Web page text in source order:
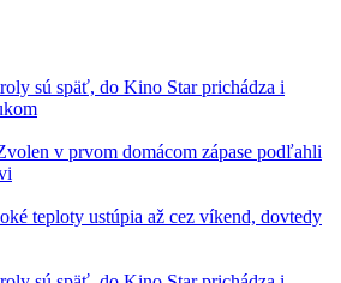
sú späť, do Kino Star prichádza i
v prvom domácom zápase podľahli
teploty ustúpia až cez víkend, dovtedy